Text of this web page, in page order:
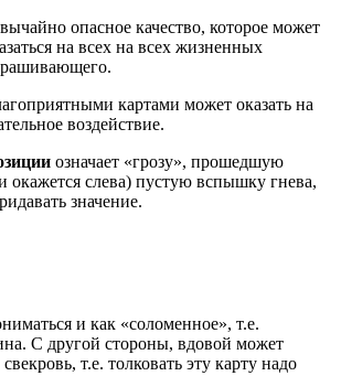
опасное качество, которое может
на всех на всех жизненных
картами может оказать на
воздействие.
означает «грозу», прошедшую
окажется слева) пустую вспышку гнева,
значение.
и как «соломенное», т.е.
С другой стороны, вдовой может
т.е. толковать эту карту надо